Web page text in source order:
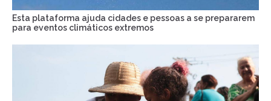
Esta plataforma ajuda cidades e pessoas a se prepararem
para eventos climáticos extremos